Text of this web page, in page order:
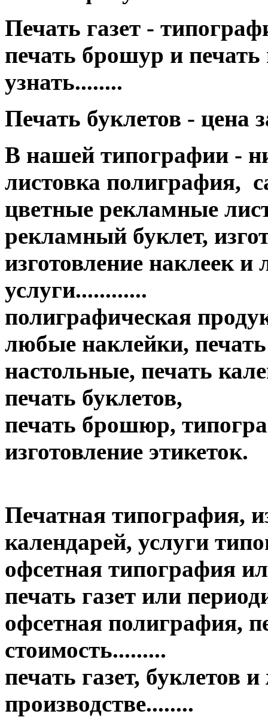
Печать газет -
печать брошур и
узнать........
Печать буклетов - цена
В нашей типографии -
листовка полиграфия,
цветные рекламные
рекламный буклет,
изготовление наклеек
услуги............
полиграфическая
любые наклейки,
настольные, печать
печать буклетов,
печать брошюр,
изготовление этикеток.
Печатная типография,
календарей, услуги
офсетная типография
печать газет или
офсетная полиграфия,
стоимость.........
печать газет, буклетов
производстве........